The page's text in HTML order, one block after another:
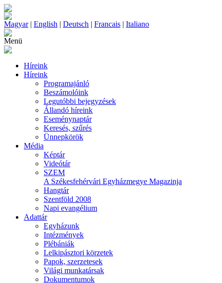
Magyar| English | Deutsch | Francais | Italiano
Menü
Híreink
Híreink
Programajánló
Beszámolóink
Legutóbbi bejegyzések
Állandó híreink
Eseménynaptár
Keresés, szűrés
Ünnepkörök
Média
Képtár
Videótár
SZEM
A Székesfehérvári Egyházmegye Magazinja
Hangtár
Szentföld 2008
Napi evangélium
Adattár
Egyházunk
Intézmények
Plébániák
Lelkipásztori körzetek
Papok, szerzetesek
Világi munkatársak
Dokumentumok